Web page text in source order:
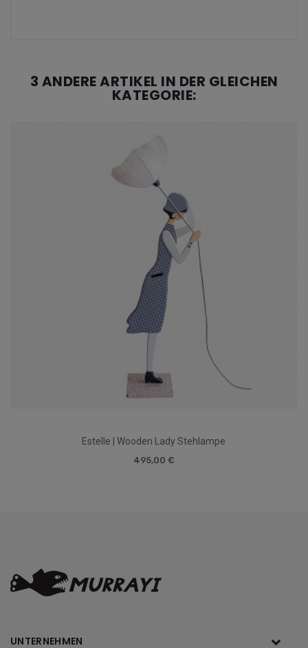
3 ANDERE ARTIKEL IN DER GLEICHEN
KATEGORIE:
Estelle | Wooden Lady Stehlampe
495,00 €
UNTERNEHMEN